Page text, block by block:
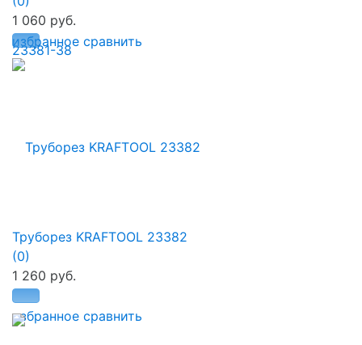
избранное сравнить
1 060 руб.
избранное сравнить
Труборез KRAFTOOL 23382
(0)
1 260 руб.